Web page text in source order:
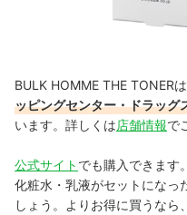
BULK HOMME THE TONERは
ッピングセンター・ドラッグ
います。詳しくは店舗情報で
公式サイト でも購入できます
化粧水・乳液がセットになっ
しょう。
よりお得に買うなら、